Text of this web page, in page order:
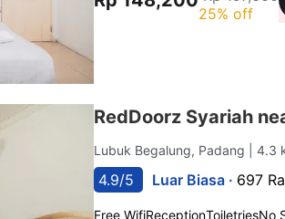
25% off
RedDoorz Syariah
Lubuk Begalung, Padang | 4.3
4.9/5 Luar Biasa · 697
Free WifiReceptionToiletriesNo